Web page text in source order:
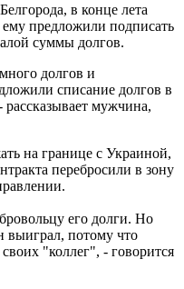
в конце лета
предложили подписать
суммы долгов.
долгов и
списание долгов в
мужчина,
на границе с Украиной,
перебросили в зону
его долги. Но
выиграл, потому что
"коллег", - говорится